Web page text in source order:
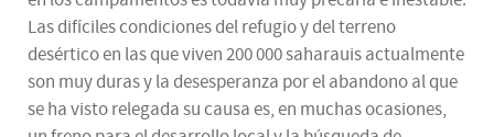
Las difíciles condiciones del refugio y del terreno
desértico en las que viven 200 000 saharauis actualmente
son muy duras y la desesperanza por el abandono al que
se ha visto relegada su causa es, en muchas ocasiones,